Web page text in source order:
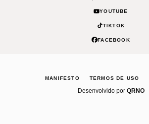
YOUTUBE
TIKTOK
FACEBOOK
MANIFESTO TERMOS DE USO
Desenvolvido por QRNO